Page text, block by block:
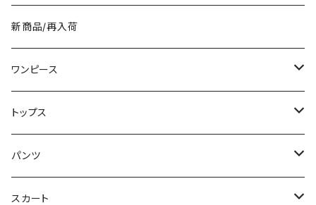
ュアル 結婚式 パーティー お呼
新商品/再入荷
ワンピース
ミニ/ショート
ミディアム/ミモレ
ロング/マキシ
トップス
Tシャツ/カットソー
タンクトップ/キャミソール
パンツ
ショート丈
スカート